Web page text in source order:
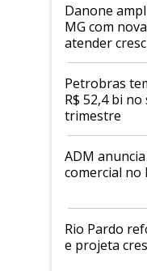
Danone
MG com
atender
mercado de
proteicos
Petrobras
R$ 52,4 bi
trimestre
ADM
comercial no
Rio Pardo
e projeta